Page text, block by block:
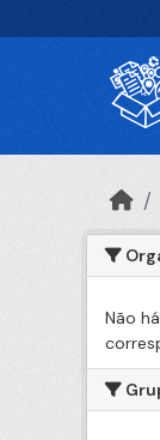
Não